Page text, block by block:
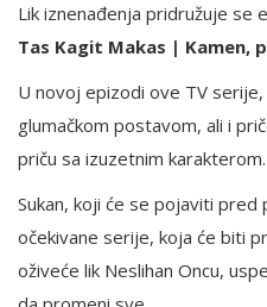
Lik iznenađenja pridružuje se
Tas Kagit Makas | Kamen,
U novoj epizodi ove TV
glumačkom postavom, ali i
priču sa izuzetnim karakterom.
Sukan, koji će se pojaviti
očekivane serije, koja će biti
oživeće lik Neslihan Oncu,